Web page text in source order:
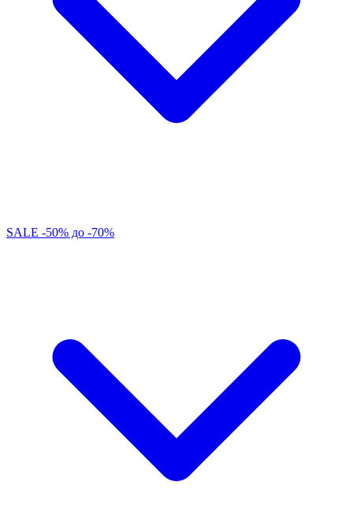
SALE -50% до -70%